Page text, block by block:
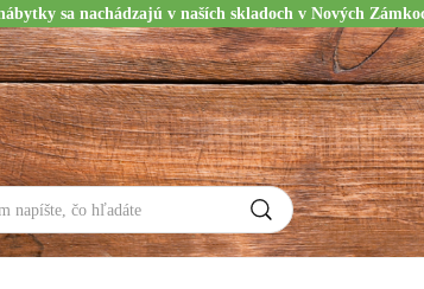
sa nachádzajú v naších skladoch v Nových